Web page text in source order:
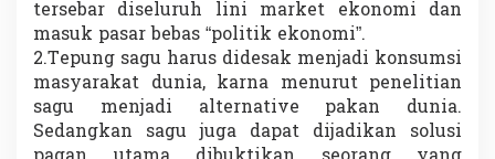
tersebar diseluruh lini market ekonomi dan
masuk pasar bebas “politik ekonomi”.
2.Tepung sagu harus didesak menjadi konsumsi
masyarakat dunia, karna menurut penelitian
sagu menjadi alternative pakan dunia.
Sedangkan sagu juga dapat dijadikan solusi